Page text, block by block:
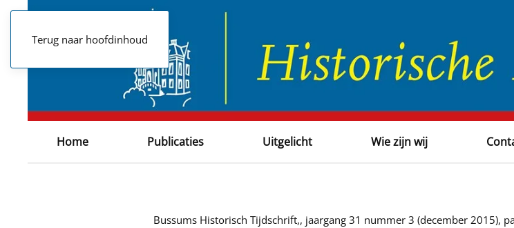
Terug naar hoofdinhoud
Home Publicaties Uitgelicht Wie zijn wij
Bussums Historisch Tijdschrift,, jaargang 31 nummer 3 (december 2015),